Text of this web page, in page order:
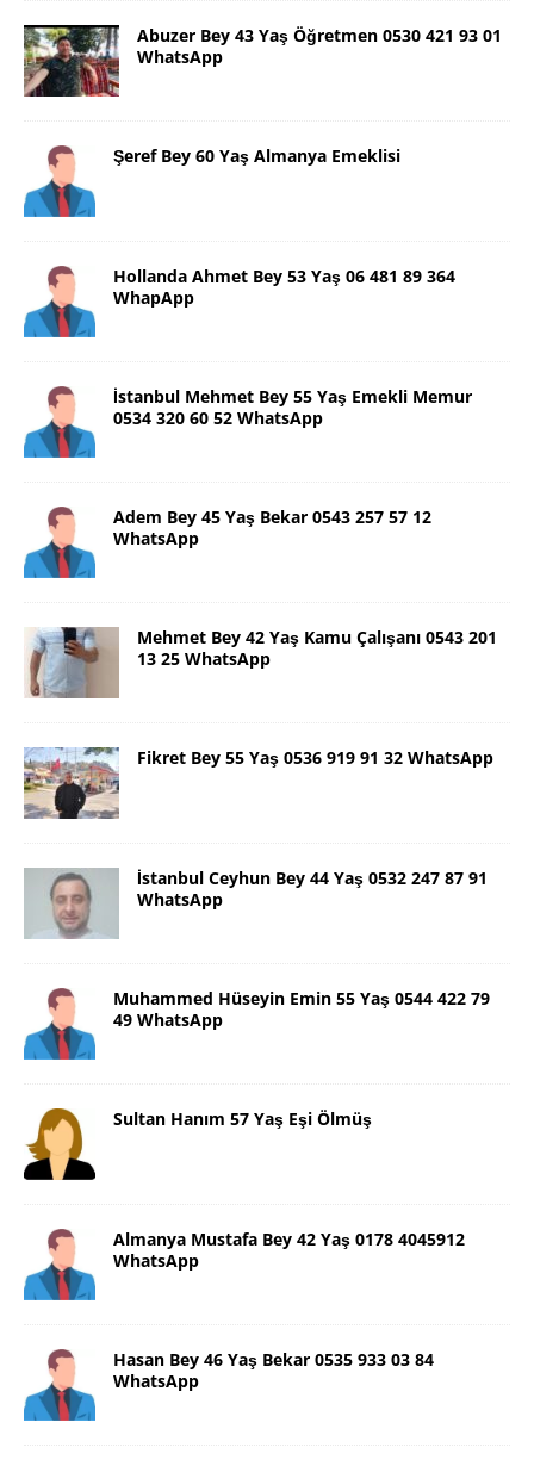
Abuzer Bey 43 Yaş Öğretmen 0530 421 93 01
WhatsApp
Şeref Bey 60 Yaş Almanya Emeklisi
Hollanda Ahmet Bey 53 Yaş 06 481 89 364
WhapApp
İstanbul Mehmet Bey 55 Yaş Emekli Memur
0534 320 60 52 WhatsApp
Adem Bey 45 Yaş Bekar 0543 257 57 12
WhatsApp
Mehmet Bey 42 Yaş Kamu Çalışanı 0543 201
13 25 WhatsApp
Fikret Bey 55 Yaş 0536 919 91 32 WhatsApp
İstanbul Ceyhun Bey 44 Yaş 0532 247 87 91
WhatsApp
Muhammed Hüseyin Emin 55 Yaş 0544 422 79
49 WhatsApp
Sultan Hanım 57 Yaş Eşi Ölmüş
Almanya Mustafa Bey 42 Yaş 0178 4045912
WhatsApp
Hasan Bey 46 Yaş Bekar 0535 933 03 84
WhatsApp